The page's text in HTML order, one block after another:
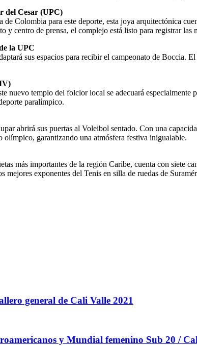
del Cesar (UPC)
Colombia para este deporte, esta joya arquitectónica
y centro de prensa, el complejo está listo para registrar las
la UPC
sus espacios para recibir el campeonato de Boccia.
nuevo templo del folclor local se adecuará
paralímpico.
abrirá sus puertas al Voleibol sentado. Con una
garantizando una atmósfera festiva inigualable.
más importantes de la región Caribe, cuenta con siete
mejores exponentes del Tenis en silla de ruedas de
general de Cali Valle 2021
y Mundial femenino Sub 20 /